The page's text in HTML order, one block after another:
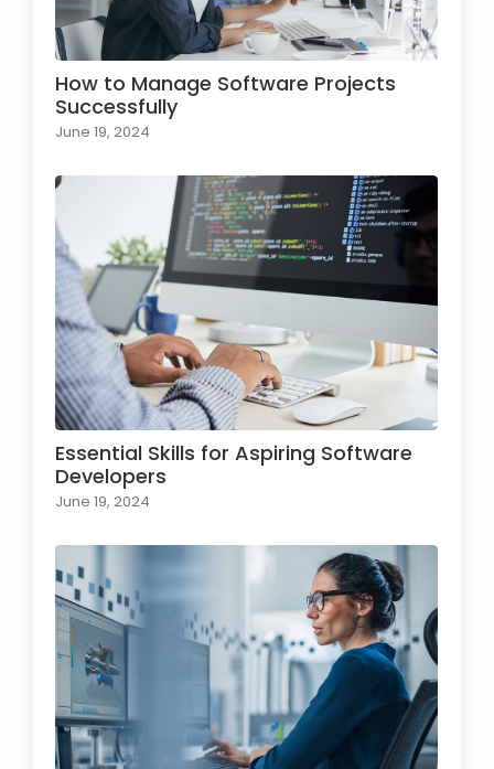
How to Manage Software Projects
Successfully
June 19, 2024
Essential Skills for Aspiring Software
Developers
June 19, 2024